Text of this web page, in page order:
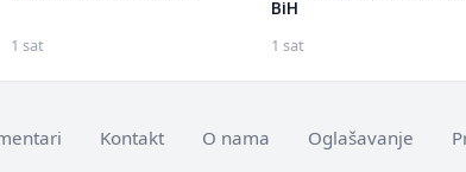
1 sat
BiH
1 sat
Kontakt O nama Oglašavanje